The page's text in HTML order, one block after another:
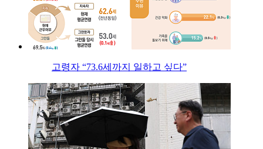
고령자 “73.6세까지 일하고 싶다”